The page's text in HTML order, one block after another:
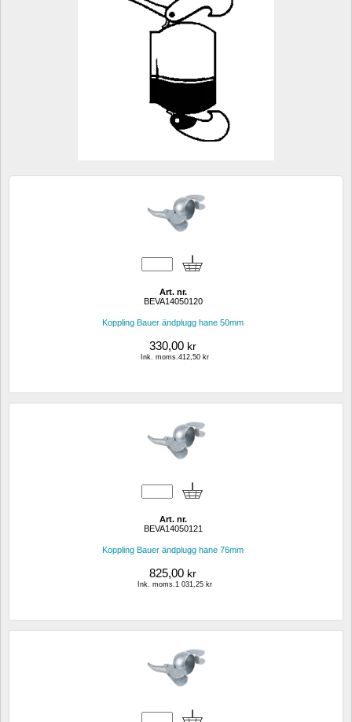
Art. nr.
BEVA14050120
Koppling Bauer ändplugg hane 50mm
330,00 kr
Ink. moms.412,50 kr
Art. nr.
BEVA14050121
Koppling Bauer ändplugg hane 76mm
825,00 kr
Ink. moms.1 031,25 kr